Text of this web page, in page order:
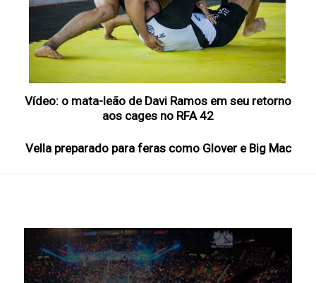
Vídeo: o mata-leão de Davi Ramos em seu retorno
aos cages no RFA 42
Vella preparado para feras como Glover e Big Mac